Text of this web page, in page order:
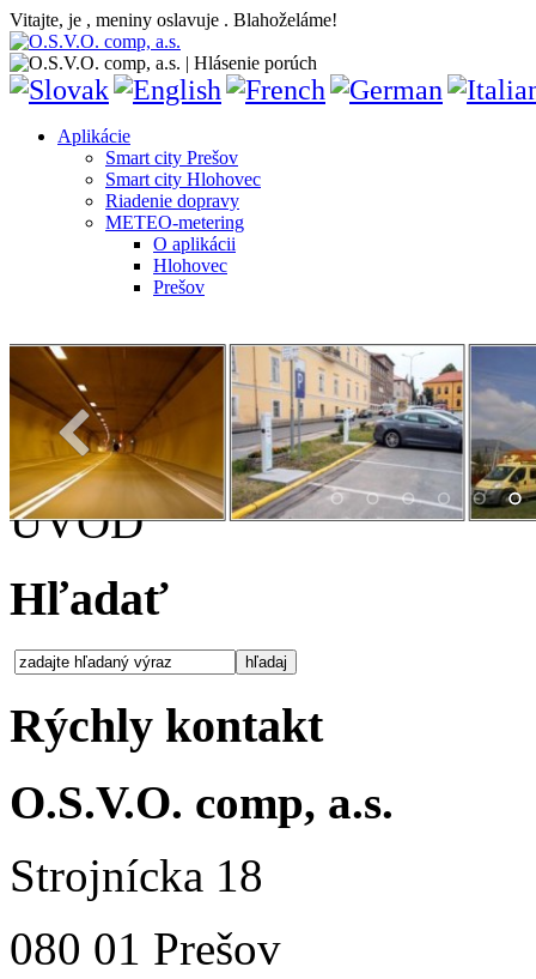
Vitajte, je , meniny oslavuje . Blahoželáme!
Aplikácie
Smart city Prešov
Smart city Hlohovec
Riadenie dopravy
METEO-metering
O aplikácii
Hlohovec
Prešov
ÚVOD
Hľadať
Rýchly kontakt
O.S.V.O. comp, a.s.
Strojnícka 18
080 01 Prešov